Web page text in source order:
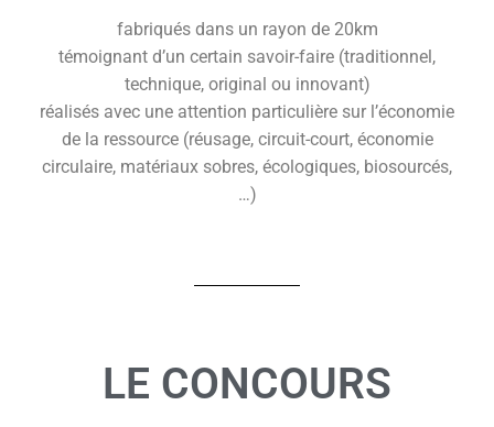
fabriqués dans un rayon de 20km
témoignant d’un certain savoir-faire (traditionnel,
technique, original ou innovant)
réalisés avec une attention particulière sur l’économie
de la ressource (réusage, circuit-court, économie
circulaire, matériaux sobres, écologiques, biosourcés,
…)
LE CONCOURS